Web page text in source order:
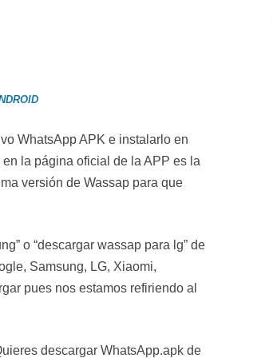
WhatsApp APK e instalarlo en
la página oficial de la APP es la
versión de Wassap para que
o “descargar wassap para lg” de
Samsung, LG, Xiaomi,
pues nos estamos refiriendo al
descargar WhatsApp.apk de